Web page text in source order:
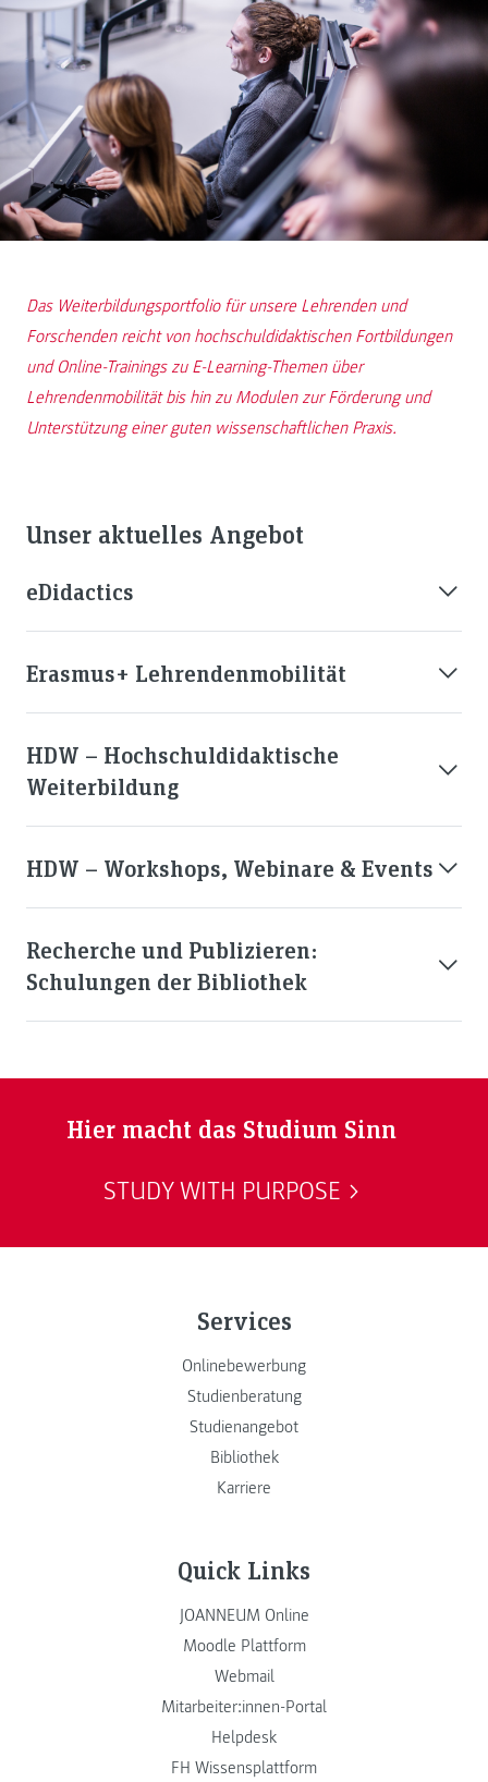
Das Weiterbildungsportfolio für unsere Lehrenden und
Forschenden reicht von hochschuldidaktischen Fortbildungen
und Online-Trainings zu E-Learning-Themen über
Lehrendenmobilität bis hin zu Modulen zur Förderung und
Unterstützung einer guten wissenschaftlichen Praxis.
Unser aktuelles Angebot
eDidactics
Erasmus+ Lehrendenmobilität
HDW – Hochschuldidaktische
Weiterbildung
HDW – Workshops, Webinare & Events
Recherche und Publizieren:
Schulungen der Bibliothek
Hier macht das Studium Sinn
STUDY WITH PURPOSE
Services
Onlinebewerbung
Studienberatung
Studienangebot
Bibliothek
Karriere
Quick Links
JOANNEUM Online
Moodle Plattform
Webmail
Mitarbeiter:innen-Portal
Helpdesk
FH Wissensplattform